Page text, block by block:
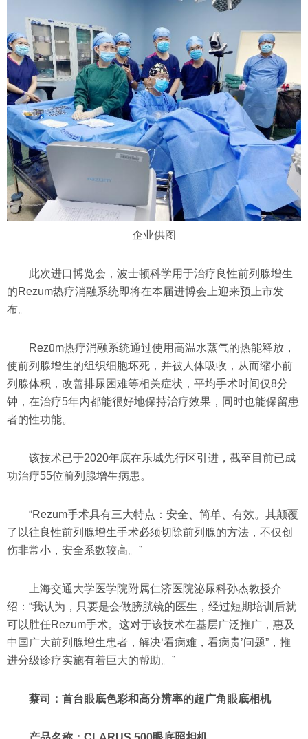
企业供图
此次进口博览会，波士顿科学用于治疗良性前列腺增生
的Rezūm热疗消融系统即将在本届进博会上迎来预上市发
布。
Rezūm热疗消融系统通过使用高温水蒸气的热能释放，
使前列腺增生的组织细胞坏死，并被人体吸收，从而缩小前
列腺体积，改善排尿困难等相关症状，平均手术时间仅8分
钟，在治疗5年内都能很好地保持治疗效果，同时也能保留患
者的性功能。
该技术已于2020年底在乐城先行区引进，截至目前已成
功治疗55位前列腺增生病患。
“Rezūm手术具有三大特点：安全、简单、有效。其颠覆
了以往良性前列腺增生手术必须切除前列腺的方法，不仅创
伤非常小，安全系数较高。”
上海交通大学医学院附属仁济医院泌尿科孙杰教授介
绍：“我认为，只要是会做膀胱镜的医生，经过短期培训后就
可以胜任Rezūm手术。这对于该技术在基层广泛推广，惠及
中国广大前列腺增生患者，解决‘看病难，看病贵’问题”，推
进分级诊疗实施有着巨大的帮助。”
蔡司：首台眼底色彩和高分辨率的超广角眼底相机